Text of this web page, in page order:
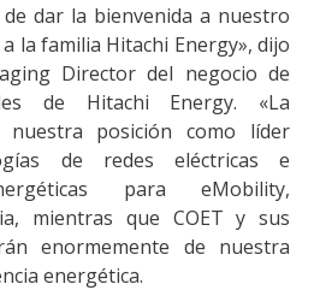
de dar la bienvenida a nuestro
la familia Hitachi Energy», dijo
Director del negocio de
de Hitachi Energy. «La
nuestra posición como líder
de redes eléctricas e
para eMobility,
mientras que COET y sus
enormemente de nuestra
energética.